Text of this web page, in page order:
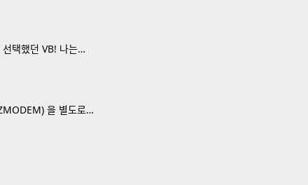
택했던 VB! 나는…
을 별도로…